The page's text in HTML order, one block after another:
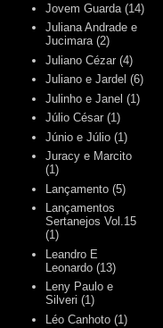
Jovem Guarda (14)
Juliana Andrade e
Jucimara (2)
Juliano Cézar (4)
Juliano e Jardel (6)
Julinho e Janel (1)
Júlio César (1)
Júnio e Júlio (1)
Juracy e Marcito
(1)
Lançamento (5)
Lançamentos
Sertanejos Vol.15
(1)
Leandro E
Leonardo (13)
Leny Paulo e
Silveri (1)
Léo Canhoto (1)